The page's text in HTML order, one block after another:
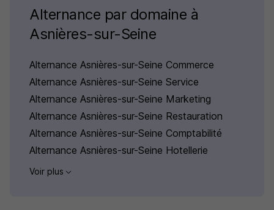
Alternance par domaine à
Asnières-sur-Seine
Alternance Asnières-sur-Seine Commerce
Alternance Asnières-sur-Seine Service
Alternance Asnières-sur-Seine Marketing
Alternance Asnières-sur-Seine Restauration
Alternance Asnières-sur-Seine Comptabilité
Alternance Asnières-sur-Seine Hotellerie
Voir plus